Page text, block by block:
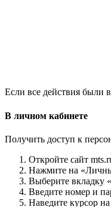
Если все действия были
В личном кабинете
Получить доступ к
Откройте сайт
Нажмите на
Выберите вкладку
Введите номер и
Наведите курсор